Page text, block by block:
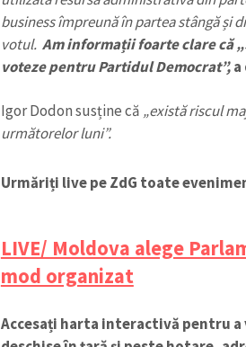
business împreună în partea stângă și
votul. Am informații foarte clare că
voteze pentru Partidul Democrat”,
Igor Dodon susține că „există riscul
următorelor luni”.
Urmăriți live pe ZdG toate
LIVE/ Moldova alege
mod organizat
Accesați harta interactivă pentru
Fotografie